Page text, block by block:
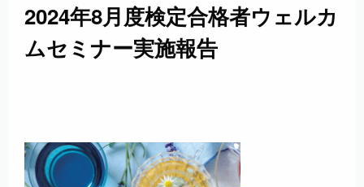
2024年8月度検定合格者ウェルカ
ムセミナー実施報告